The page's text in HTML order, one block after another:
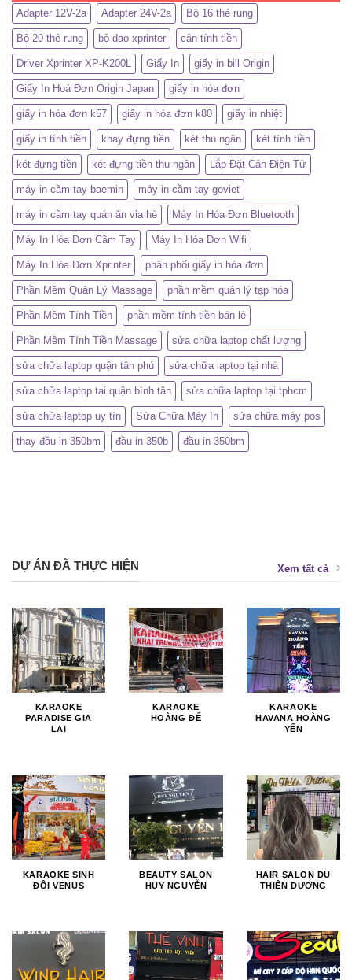
Adapter 12V-2a Adapter 24V-2a Bộ 16 thẻ rung
Bộ 20 thẻ rung bộ dao xprinter cân tính tiền
Driver Xprinter XP-K200L Giấy In giấy in bill Origin
Giấy In Hoá Đơn Origin Japan giấy in hóa đơn
giấy in hóa đơn k57 giấy in hóa đơn k80 giấy in nhiệt
giấy in tính tiền khay đựng tiền két thu ngân két tính tiền
két đựng tiền két đựng tiền thu ngân Lắp Đặt Cân Điện Tử
máy in cầm tay baemin máy in cầm tay goviet
máy in cầm tay quán ăn vỉa hè Máy In Hóa Đơn Bluetooth
Máy In Hóa Đơn Cầm Tay Máy In Hóa Đơn Wifi
Máy In Hóa Đơn Xprinter phân phối giấy in hóa đơn
Phần Mềm Quản Lý Massage phần mềm quản lý tạp hóa
Phần Mềm Tính Tiền phần mềm tính tiền bán lẻ
Phần Mềm Tính Tiền Massage sửa chữa laptop chất lượng
sửa chữa laptop quận tân phú sửa chữa laptop tại nhà
sửa chữa laptop tại quận bình tân sửa chữa laptop tại tphcm
sửa chữa laptop uy tín Sửa Chữa Máy In sửa chữa máy pos
thay đầu in 350bm đầu in 350b đầu in 350bm
DỰ ÁN ĐÃ THỰC HIỆN Xem tất cả
KARAOKE
PARADISE GIA
LAI
KARAOKE
HOÀNG ĐẾ
KARAOKE
HAVANA HOÀNG
YẾN
KARAOKE SINH
ĐÔI VENUS
BEAUTY SALON
HUY NGUYỄN
HAIR SALON DU
THIÊN DƯƠNG